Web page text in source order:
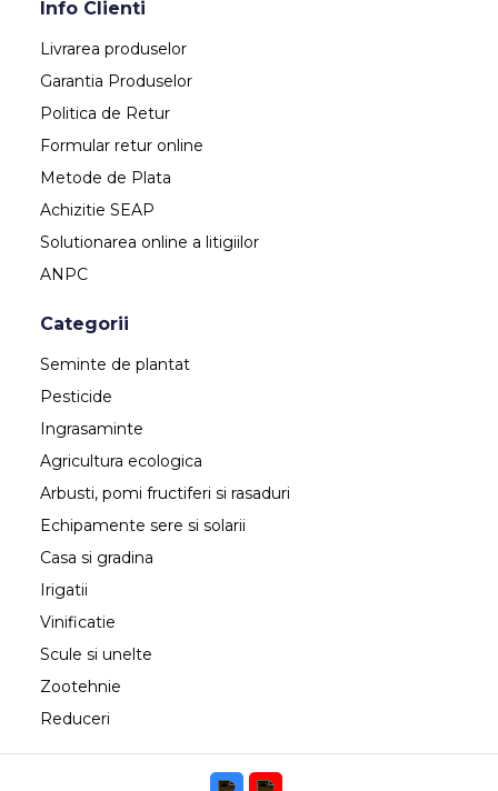
Info Clienti
Livrarea produselor
Garantia Produselor
Politica de Retur
Formular retur online
Metode de Plata
Achizitie SEAP
Solutionarea online a litigiilor
ANPC
Categorii
Seminte de plantat
Pesticide
Ingrasaminte
Agricultura ecologica
Arbusti, pomi fructiferi si rasaduri
Echipamente sere si solarii
Casa si gradina
Irigatii
Vinificatie
Scule si unelte
Zootehnie
Reduceri